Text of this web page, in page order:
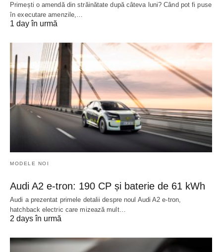
Primești o amendă din străinătate după câteva luni? Când pot fi puse
în executare amenzile,…
1 day în urmă
MODELE NOI
Audi A2 e-tron: 190 CP și baterie de 61 kWh
Audi a prezentat primele detalii despre noul Audi A2 e-tron,
hatchback electric care mizează mult…
2 days în urmă